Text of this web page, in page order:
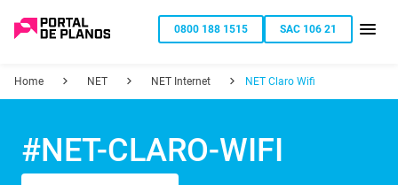
0800 188 1515 SAC 106 21
Home NET NET Internet NET Claro Wifi
#NET-CLARO-WIFI